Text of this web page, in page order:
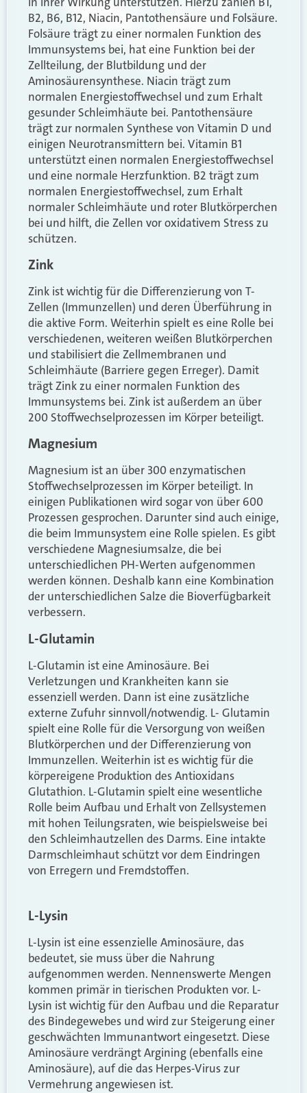
B2, B6, B12, Niacin, Pantothensäure und Folsäure.
Folsäure trägt zu einer normalen Funktion des
Immunsystems bei, hat eine Funktion bei der
Zellteilung, der Blutbildung und der
Aminosäurensynthese. Niacin trägt zum
normalen Energiestoffwechsel und zum Erhalt
gesunder Schleimhäute bei. Pantothensäure
trägt zur normalen Synthese von Vitamin D und
einigen Neurotransmittern bei. Vitamin B1
unterstützt einen normalen Energiestoffwechsel
und eine normale Herzfunktion. B2 trägt zum
normalen Energiestoffwechsel, zum Erhalt
normaler Schleimhäute und roter Blutkörperchen
bei und hilft, die Zellen vor oxidativem Stress zu
schützen.
Zink
Zink ist wichtig für die Differenzierung von T-
Zellen (Immunzellen) und deren Überführung in
die aktive Form. Weiterhin spielt es eine Rolle bei
verschiedenen, weiteren weißen Blutkörperchen
und stabilisiert die Zellmembranen und
Schleimhäute (Barriere gegen Erreger). Damit
trägt Zink zu einer normalen Funktion des
Immunsystems bei. Zink ist außerdem an über
200 Stoffwechselprozessen im Körper beteiligt.
Magnesium
Magnesium ist an über 300 enzymatischen
Stoffwechselprozessen im Körper beteiligt. In
einigen Publikationen wird sogar von über 600
Prozessen gesprochen. Darunter sind auch einige,
die beim Immunsystem eine Rolle spielen. Es gibt
verschiedene Magnesiumsalze, die bei
unterschiedlichen PH-Werten aufgenommen
werden können. Deshalb kann eine Kombination
der unterschiedlichen Salze die Bioverfügbarkeit
verbessern.
L-Glutamin
L-Glutamin ist eine Aminosäure. Bei
Verletzungen und Krankheiten kann sie
essenziell werden. Dann ist eine zusätzliche
externe Zufuhr sinnvoll/notwendig. L- Glutamin
spielt eine Rolle für die Versorgung von weißen
Blutkörperchen und der Differenzierung von
Immunzellen. Weiterhin ist es wichtig für die
körpereigene Produktion des Antioxidans
Glutathion. L-Glutamin spielt eine wesentliche
Rolle beim Aufbau und Erhalt von Zellsystemen
mit hohen Teilungsraten, wie beispielsweise bei
den Schleimhautzellen des Darms. Eine intakte
Darmschleimhaut schützt vor dem Eindringen
von Erregern und Fremdstoffen.
L-Lysin
L-Lysin ist eine essenzielle Aminosäure, das
bedeutet, sie muss über die Nahrung
aufgenommen werden. Nennenswerte Mengen
kommen primär in tierischen Produkten vor. L-
Lysin ist wichtig für den Aufbau und die Reparatur
des Bindegewebes und wird zur Steigerung einer
geschwächten Immunantwort eingesetzt. Diese
Aminosäure verdrängt Argining (ebenfalls eine
Aminosäure), auf die das Herpes-Virus zur
Vermehrung angewiesen ist.